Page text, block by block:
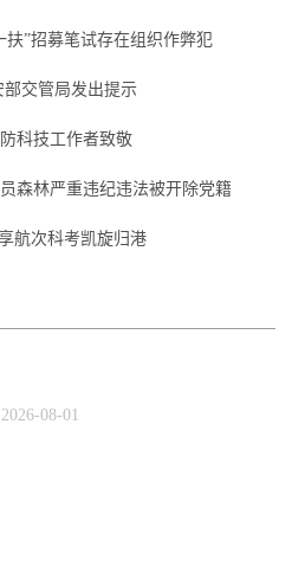
扶”招募笔试存在组织作弊犯
交管局发出提示
科技工作者致敬
森林严重违纪违法被开除党籍
航次科考凯旋归港
2026-08-01